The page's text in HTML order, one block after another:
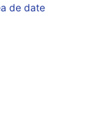
de date